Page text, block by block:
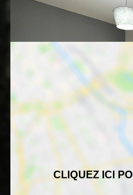
Restaurant